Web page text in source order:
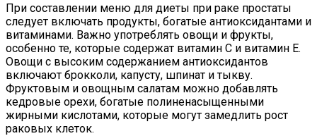
При составлении меню для диеты при раке простаты
следует включать продукты, богатые антиоксидантами и
витаминами. Важно употреблять овощи и фрукты,
особенно те, которые содержат витамин С и витамин Е.
Овощи с высоким содержанием антиоксидантов
включают брокколи, капусту, шпинат и тыкву.
Фруктовым и овощным салатам можно добавлять
кедровые орехи, богатые полиненасыщенными
жирными кислотами, которые могут замедлить рост
раковых клеток.